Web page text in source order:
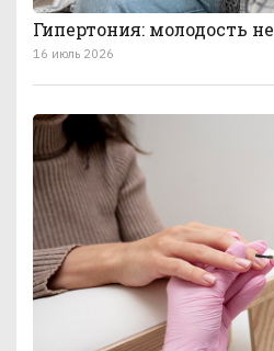
Гипертония: молодость
16 июль 2026